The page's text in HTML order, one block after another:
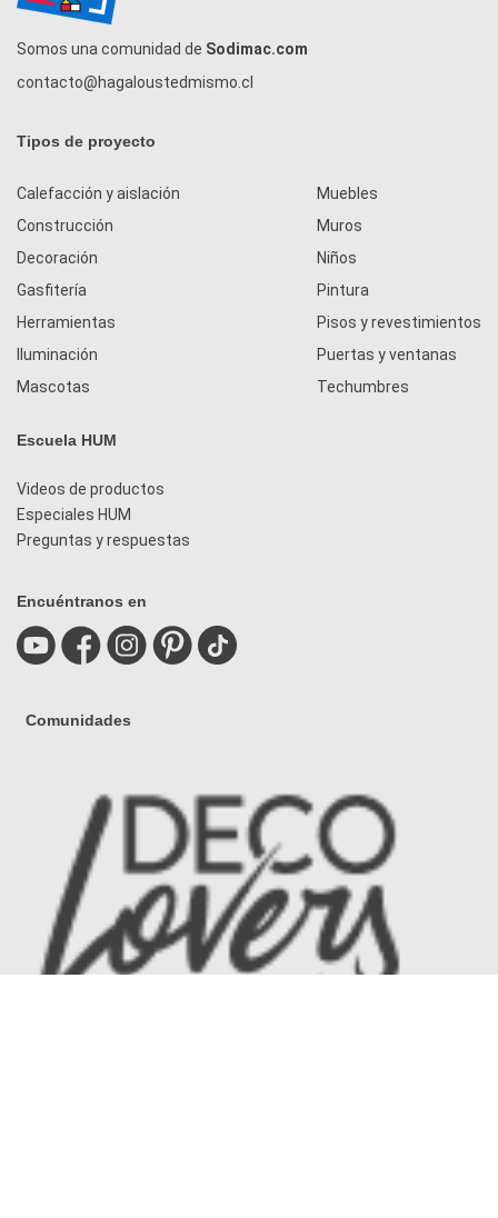
Somos una comunidad de Sodimac.com
contacto@hagaloustedmismo.cl
Tipos de proyecto
Calefacción y aislación
Construcción
Decoración
Gasfitería
Herramientas
Iluminación
Mascotas
Muebles
Muros
Niños
Pintura
Pisos y revestimientos
Puertas y ventanas
Techumbres
Escuela HUM
Videos de productos
Especiales HUM
Preguntas y respuestas
Encuéntranos en
Comunidades